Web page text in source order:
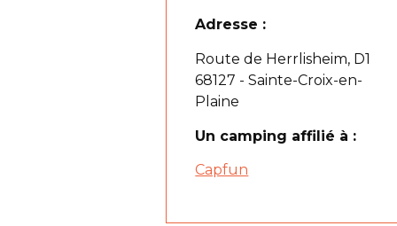
Adresse :
Route de Herrlisheim, D1
68127 - Sainte-Croix-en-
Plaine
Un camping affilié à :
Capfun